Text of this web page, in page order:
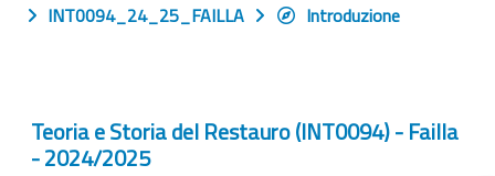
INT0094_24_25_FAILLA
Introduzione
Teoria e Storia del Restauro (INT0094) - Failla
- 2024/2025